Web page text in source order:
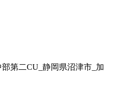
第二CU_静岡県沼津市_加